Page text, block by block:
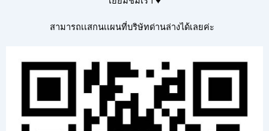
สามารถเเสกนเเผนที่บริษัทด่านล่างได้เลยค่ะ